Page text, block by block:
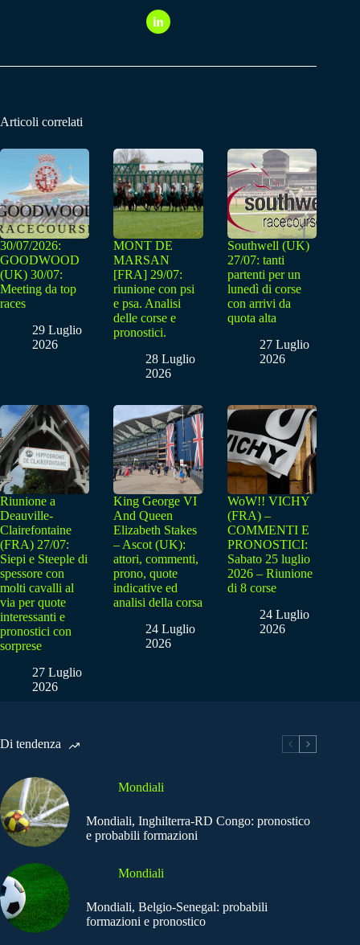
Articoli correlati
30/07/2026:
GOODWOOD
(UK) 30/07:
Meeting da top
races
29 Luglio
2026
MONT DE
MARSAN
[FRA] 29/07:
riunione con psi
e psa. Analisi
delle corse e
pronostici.
28 Luglio
2026
Southwell (UK)
27/07: tanti
partenti per un
lunedì di corse
con arrivi da
quota alta
27 Luglio
2026
Riunione a
Deauville-
Clairefontaine
(FRA) 27/07:
Siepi e Steeple di
spessore con
molti cavalli al
via per quote
interessanti e
pronostici con
sorprese
27 Luglio
2026
King George VI
And Queen
Elizabeth Stakes
– Ascot (UK):
attori, commenti,
prono, quote
indicative ed
analisi della corsa
24 Luglio
2026
WoW!! VICHY
(FRA) –
COMMENTI E
PRONOSTICI:
Sabato 25 luglio
2026 – Riunione
di 8 corse
24 Luglio
2026
Di tendenza
Mondiali
Mondiali, Inghilterra-RD Congo: pronostico
e probabili formazioni
Mondiali
Mondiali, Belgio-Senegal: probabili
formazioni e pronostico